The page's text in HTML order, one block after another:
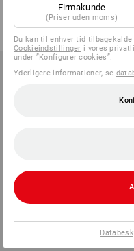
98,75 kr.
(med moms) fra 30 Stk.
Firmakunde
(Priser uden moms)
Du kan til enhver tid
Cookieindstillinger i vores
under ”Konfigurer cookies”.
Yderligere informationer, se